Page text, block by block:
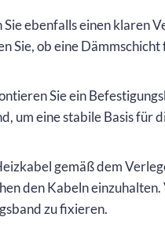
Sie ebenfalls einen klaren
Sie, ob eine
Sie ein
um eine stabile Basis für
gemäß dem
den Kabeln einzuhalten.
zu fixieren.